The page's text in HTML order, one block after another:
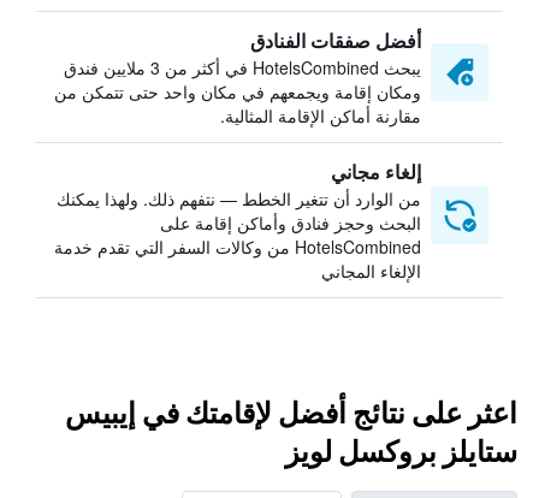
أفضل صفقات الفنادق
يبحث HotelsCombined في أكثر من 3 ملايين فندق
ومكان إقامة ويجمعهم في مكان واحد حتى تتمكن من
مقارنة أماكن الإقامة المثالية.
إلغاء مجاني
من الوارد أن تتغير الخطط — نتفهم ذلك. ولهذا يمكنك
البحث وحجز فنادق وأماكن إقامة على
HotelsCombined من وكالات السفر التي تقدم خدمة
الإلغاء المجاني
اعثر على نتائج أفضل لإقامتك في إيبيس
ستايلز بروكسل لويز